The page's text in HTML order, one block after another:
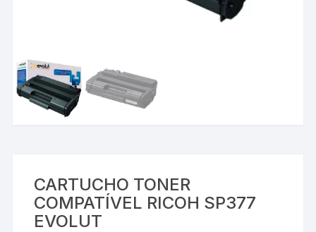
CARTUCHO TONER
COMPATÍVEL RICOH SP377
EVOLUT